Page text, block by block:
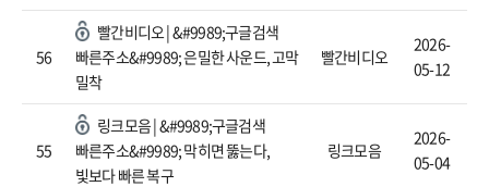
56
빨간비디오 | &#9989;구글검색
빠른주소&#9989; 은밀한 사운드, 고막
밀착
빨간비디오
2026-
05-12
55
링크모음 | &#9989;구글검색
빠른주소&#9989; 막히면 뚫는다,
빛보다 빠른 복구
링크모음
2026-
05-04